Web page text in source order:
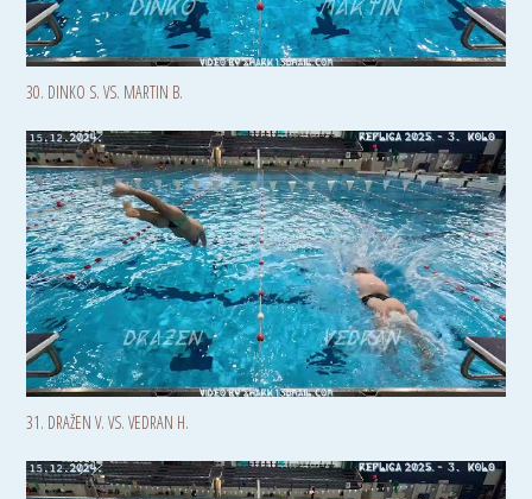
30. DINKO S. VS. MARTIN B.
31. DRAŽEN V. VS. VEDRAN H.